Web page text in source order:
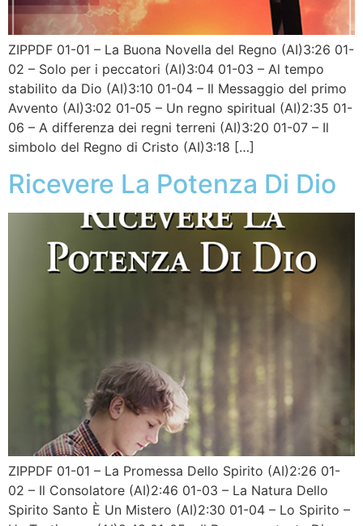
ZIPPDF 01-01 – La Buona Novella del Regno (AI)3:26 01-
02 – Solo per i peccatori (AI)3:04 01-03 – Al tempo
stabilito da Dio (AI)3:10 01-04 – Il Messaggio del primo
Avvento (AI)3:02 01-05 – Un regno spiritual (AI)2:35 01-
06 – A differenza dei regni terreni (AI)3:20 01-07 – Il
simbolo del Regno di Cristo (AI)3:18 […]
Ricevere La Potenza Di Dio
ZIPPDF 01-01 – La Promessa Dello Spirito (AI)2:26 01-
02 – Il Consolatore (AI)2:46 01-03 – La Natura Dello
Spirito Santo È Un Mistero (AI)2:30 01-04 – Lo Spirito –